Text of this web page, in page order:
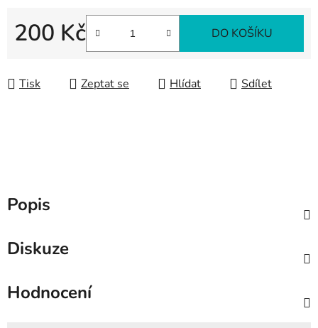
200 Kč DO KOŠÍKU
Tisk Zeptat se Hlídat Sdílet
Popis
Diskuze
Hodnocení